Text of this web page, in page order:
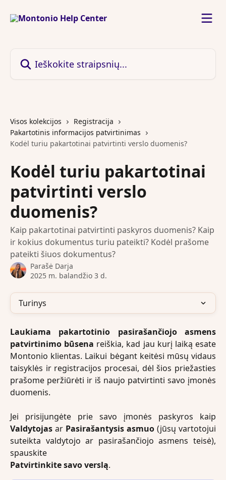
Visos kolekcijos
Registracija
Pakartotinis informacijos patvirtinimas
Kodėl turiu pakartotinai patvirtinti verslo duomenis?
Kodėl turiu pakartotinai
patvirtinti verslo
duomenis?
Kaip pakartotinai patvirtinti paskyros duomenis? Kaip
ir kokius dokumentus turiu pateikti? Kodėl prašome
pateikti šiuos dokumentus?
Parašė Darja
2025 m. balandžio 3 d.
Turinys
Laukiama pakartotinio pasirašančiojo asmens
patvirtinimo būsena reiškia, kad jau kurį laiką esate
Montonio klientas. Laikui bėgant keitėsi mūsų vidaus
taisyklės ir registracijos procesai, dėl šios priežasties
prašome peržiūrėti ir iš naujo patvirtinti savo įmonės
duomenis.
Jei prisijungėte prie savo įmonės paskyros kaip
Valdytojas ar Pasirašantysis asmuo (jūsų vartotojui
suteikta valdytojo ar pasirašančiojo asmens teisė),
spauskite
Patvirtinkite savo verslą.